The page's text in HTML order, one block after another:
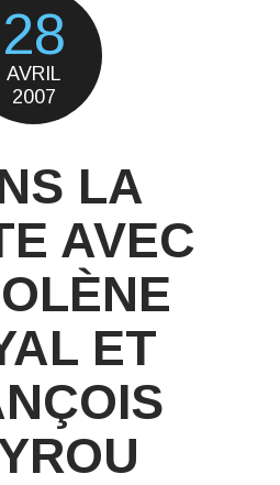
28
AVRIL
2007
LA
AVEC
ET